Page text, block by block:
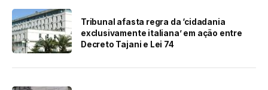
Tribunal afasta regra da ‘cidadania
exclusivamente italiana’ em ação entre
Decreto Tajani e Lei 74